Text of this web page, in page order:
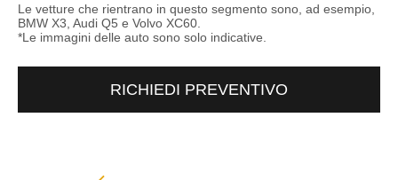
Le vetture che rientrano in questo segmento sono, ad esempio,
BMW X3, Audi Q5 e Volvo XC60.
*Le immagini delle auto sono solo indicative.
RICHIEDI PREVENTIVO